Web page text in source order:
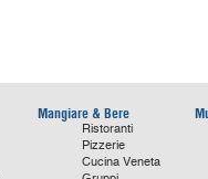
Mangiare & Bere
Ristoranti
Pizzerie
Cucina Veneta